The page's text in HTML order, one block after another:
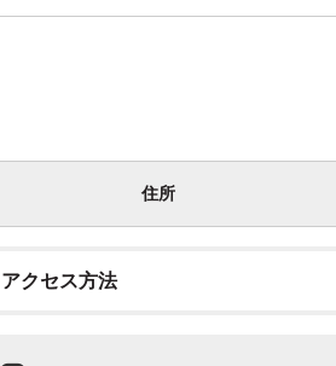
住所
アクセス方法